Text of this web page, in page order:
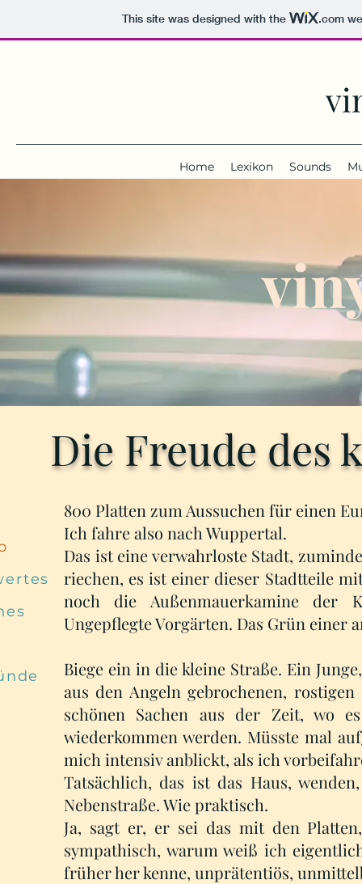
This site was designed with the .com
Home Lexikon Sounds
Die Freude des
800 Platten zum Aussuchen für einen
Ich fahre also nach Wuppertal.
Das ist eine verwahrloste Stadt,
riechen, es ist einer dieser Stadtteile
noch die Außenmauerkamine der
Ungepflegte Vorgärten. Das Grün einer
Biege ein in die kleine Straße. Ein
aus den Angeln gebrochenen,
schönen Sachen aus der Zeit, wo
wiederkommen werden. Müsste mal
mich intensiv anblickt, als ich
Tatsächlich, das ist das Haus,
Nebenstraße. Wie praktisch.
Ja, sagt er, er sei das mit den
sympathisch, warum weiß ich
früher her kenne, unprätentiös,